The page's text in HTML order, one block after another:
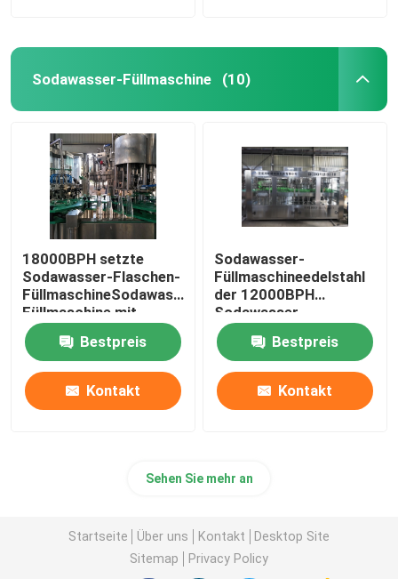
Sodawasser-Füllmaschine (10)
18000BPH setzte
Sodawasser-Flaschen-
FüllmaschineSodawasser-
Füllmaschine mit
Kohlensäure durch
Bestpreis
Kontakt
Sodawasser-
Füllmaschineedelstahl
der 12000BPH
Sodawasser-
Füllmaschine
automatischer mit
Kohlensäure
durchgesetzter
Bestpreis
Kontakt
Sehen Sie mehr an
Startseite Über uns Kontakt
Desktop Site
Sitemap
Privacy Policy